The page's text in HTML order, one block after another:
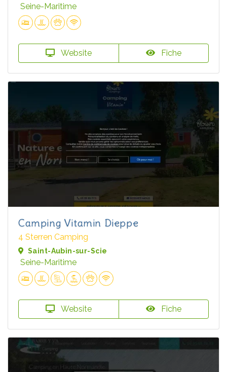
Seine-Maritime
Website Fiche
Camping Vitamin Dieppe
4 Sterren Camping
Saint-Aubin-sur-Scie
Seine-Maritime
Website Fiche